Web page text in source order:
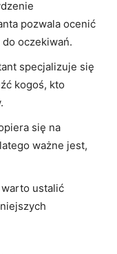
pozwala ocenić
oczekiwań.
specjalizuje​ się
kogoś, kto
się na
ważne jest,
‍ustalić